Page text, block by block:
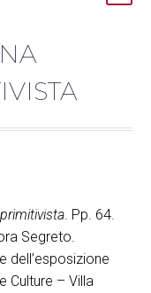
. Pp. 64.
Segreto.
dell’esposizione
Culture – Villa